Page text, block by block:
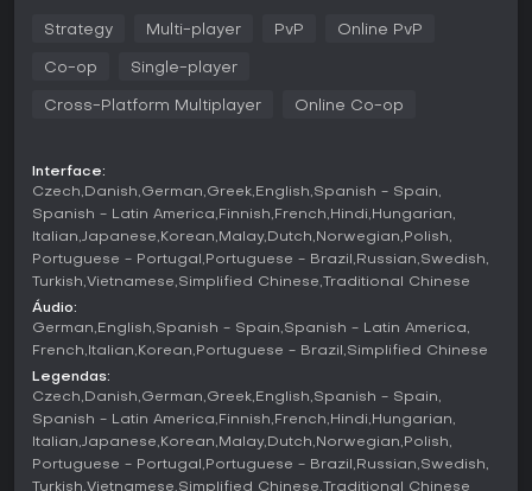
treinar exércitos. Cada civilização traz bônus e unidades
próprias, incentivando estilos diferentes de expansão e
dos Castelos e Imperial libera novas tecnologias e tropas
marítimas e comerciais. A versão para console inclui
suporte nativo a controle com comandos adaptados,
interface ajustada e um tutorial expandido que ensina os
fundamentos da estratégia em tempo real de forma
gradual. Teclado e mouse também podem ser conectados.
Quatro campanhas reúnem 35 missões que acompanham
Modos de Jogo
campanhas principais ou enfrentar oponentes controlados
partidas competitivas contra outros jogadores e cenários
cooperativos contra o ambiente. Até sete jogadores podem
participar simultaneamente no Xbox Series X|S, enquanto o
Strategy Multi-player PvP Online PvP
Co-op Single-player
Cross-Platform Multiplayer Online Co-op
Interface:
Czech Danish German Greek English Spanish - Spain
Spanish - Latin America Finnish French Hindi Hungarian
Italian Japanese Korean Malay Dutch Norwegian Polish
Portuguese - Portugal
Portuguese - Brazil Russian Swedish
Turkish Vietnamese Simplified Chinese
Traditional Chinese
Áudio:
German English Spanish - Spain Spanish - Latin America
French Italian Korean Portuguese - Brazil
Simplified Chinese
Legendas:
Czech Danish German Greek English Spanish - Spain
Spanish - Latin America Finnish French Hindi Hungarian
Italian Japanese Korean Malay Dutch Norwegian Polish
Portuguese - Portugal
Portuguese - Brazil Russian Swedish
Turkish Vietnamese Simplified Chinese Traditional Chinese